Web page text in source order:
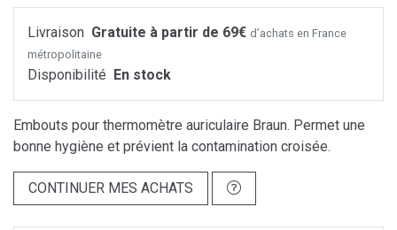
Livraison Gratuite à partir de 69€ d’achats en France
métropolitaine
Disponibilité En stock
Embouts pour thermomètre auriculaire Braun. Permet une
bonne hygiène et prévient la contamination croisée.
CONTINUER MES ACHATS